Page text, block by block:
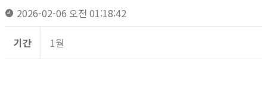
2026-02-06 오전 01:18:42
기간 1월